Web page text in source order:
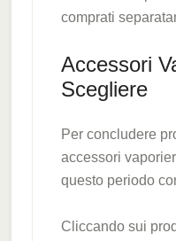
comprati
Accessori
Scegliere
Per concludere
accessori
questo periodo
Cliccando sui